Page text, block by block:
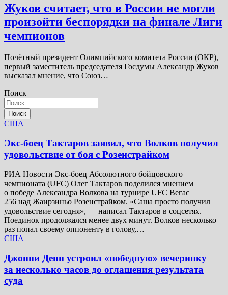
Жуков считает, что в России не могли
произойти беспорядки на финале Лиги
чемпионов
Почётный президент Олимпийского комитета России (ОКР),
первый заместитель председателя Госдумы Александр Жуков
высказал мнение, что Союз…
Поиск
Поиск
США
Экс-боец Тактаров заявил, что Волков получил
удовольствие от боя с Розенстрайком
РИА Новости Экс-боец Абсолютного бойцовского
чемпионата (UFC) Олег Тактаров поделился мнением
о победе Александра Волкова на турнире UFC Вегас
256 над Жаирзиньо Розенстрайком. «Саша просто получил
удовольствие сегодня», — написал Тактаров в соцсетях.
Поединок продолжался менее двух минут. Волков несколько
раз попал своему оппоненту в голову,…
США
Джонни Депп устроил «победную» вечеринку
за несколько часов до оглашения результата
суда